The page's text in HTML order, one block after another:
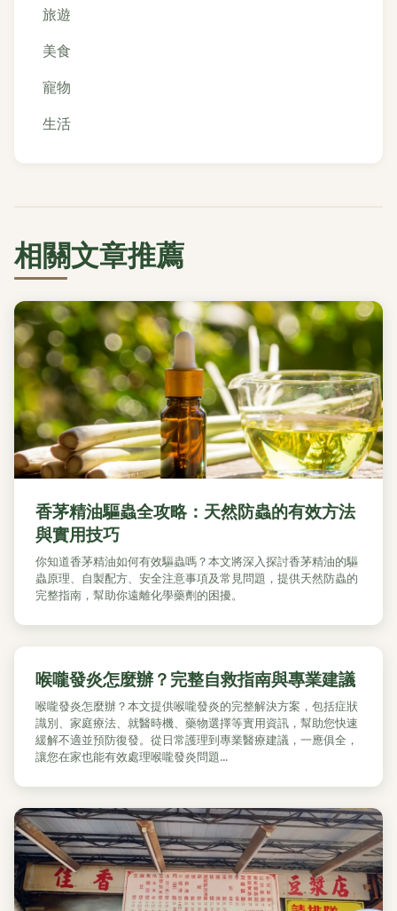
旅遊
美食
寵物
生活
相關文章推薦
香茅精油驅蟲全攻略：天然防蟲的有效方法
與實用技巧
你知道香茅精油如何有效驅蟲嗎？本文將深入探討香茅精油的驅
蟲原理、自製配方、安全注意事項及常見問題，提供天然防蟲的
完整指南，幫助你遠離化學藥劑的困擾。
喉嚨發炎怎麼辦？完整自救指南與專業建議
喉嚨發炎怎麼辦？本文提供喉嚨發炎的完整解決方案，包括症狀
識別、家庭療法、就醫時機、藥物選擇等實用資訊，幫助您快速
緩解不適並預防復發。從日常護理到專業醫療建議，一應俱全，
讓您在家也能有效處理喉嚨發炎問題...